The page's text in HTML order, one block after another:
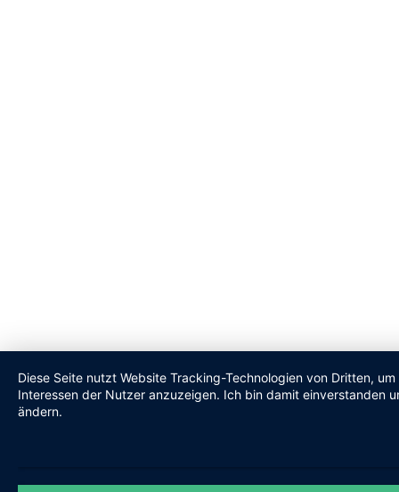
Diese Seite nutzt Website Tracking-Technologien von Dritten,
Interessen der Nutzer anzuzeigen. Ich bin damit einverstanden
ändern.